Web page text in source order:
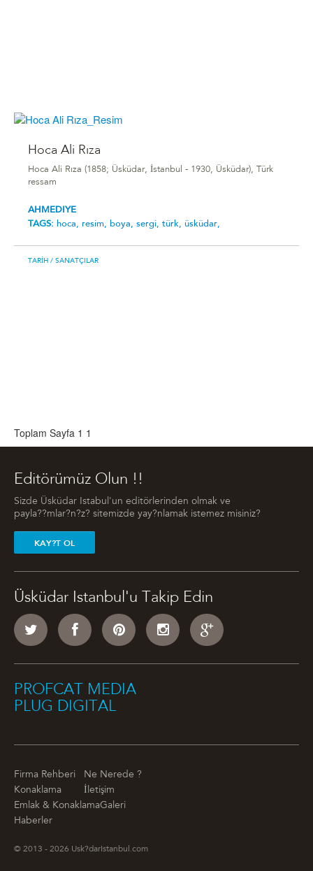
Hoca Ali Rıza
Hoca Ali Rıza (1858; Üsküdar, İstanbul - 1930, Üsküdar), Türk
ressam
AHMEDIYE
TAGS: hoca, resim, boya, sergi, türk, üsküdar,
TARIH / SANATÇILAR
Toplam Sayfa 1 1
Editörümüz Olun !!
Sizde Üsküdar Istabul'un editörlerinden olmak ve
payla??mlar?n?z? sitemizde yay?nlamak istemez misiniz?
KAY?T OL
Üsküdar Istanbul'u Takip Edin
PROFCAT MEDIA
PLUG DIGITAL
Firma Rehberi
Ne Nerede ?
Konaklama
İletişim
Emlak & KonaklamaGaleri
Haberler
© 2013 - 2026 Usk?darIstanbul.com